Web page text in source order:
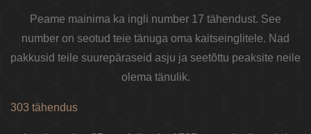
Peame mainima ka ingli number 17 tähendust. See
number on seotud teie tänuga oma kaitseinglitele. Nad
pakkusid teile suurepäraseid asju ja seetõttu peaksite neile
olema tänulik.
303 tähendus